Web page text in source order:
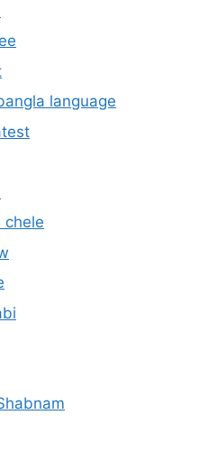
language
chele